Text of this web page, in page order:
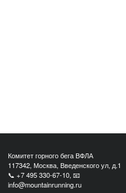
Комитет горного бега ВФЛА
117342, Москва, Введенского ул, д.1
📞+7 495 330-67-10, 📧
info@mountainrunning.ru